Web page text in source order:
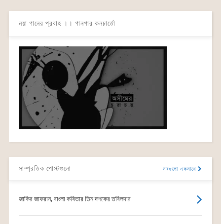
নয়া গানের প্রবাহ ।। গানপার কনচার্তো
সাম্প্রতিক পোস্টগুলো সবগুলো একসাথে
জাকির জাফরান, বাংলা কবিতার তিন দশকের তবিলদার